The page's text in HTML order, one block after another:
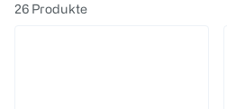
26 Produkte